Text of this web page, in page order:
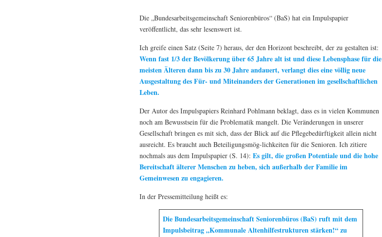
Die „Bundesarbeitsgemeinschaft Seniorenbüros“ (BaS) hat ein Impulspapier
veröffentlicht, das sehr lesenswert ist.
Ich greife einen Satz (Seite 7) heraus, der den Horizont beschreibt, der zu gestalten ist:
Wenn fast 1/3 der Bevölkerung über 65 Jahre alt ist und diese Lebensphase für die
meisten Älteren dann bis zu 30 Jahre andauert, verlangt dies eine völlig neue
Ausgestaltung des Für- und Miteinanders der Generationen im gesellschaftlichen
Leben.
Der Autor des Impulspapiers Reinhard Pohlmann beklagt, dass es in vielen Kommunen
noch am Bewusstsein für die Problematik mangelt. Die Veränderungen in unserer
Gesellschaft bringen es mit sich, dass der Blick auf die Pflegebedürftigkeit allein nicht
ausreicht. Es braucht auch Beteiligungsmög-lichkeiten für die Senioren. Ich zitiere
nochmals aus dem Impulspapier (S. 14): Es gilt, die großen Potentiale und die hohe
Bereitschaft älterer Menschen zu heben, sich außerhalb der Familie im
Gemeinwesen zu engagieren.
In der Pressemitteilung heißt es:
Die Bundesarbeitsgemeinschaft Seniorenbüros (BaS) ruft mit dem
Impulsbeitrag „Kommunale Altenhilfestrukturen stärken!“ zu